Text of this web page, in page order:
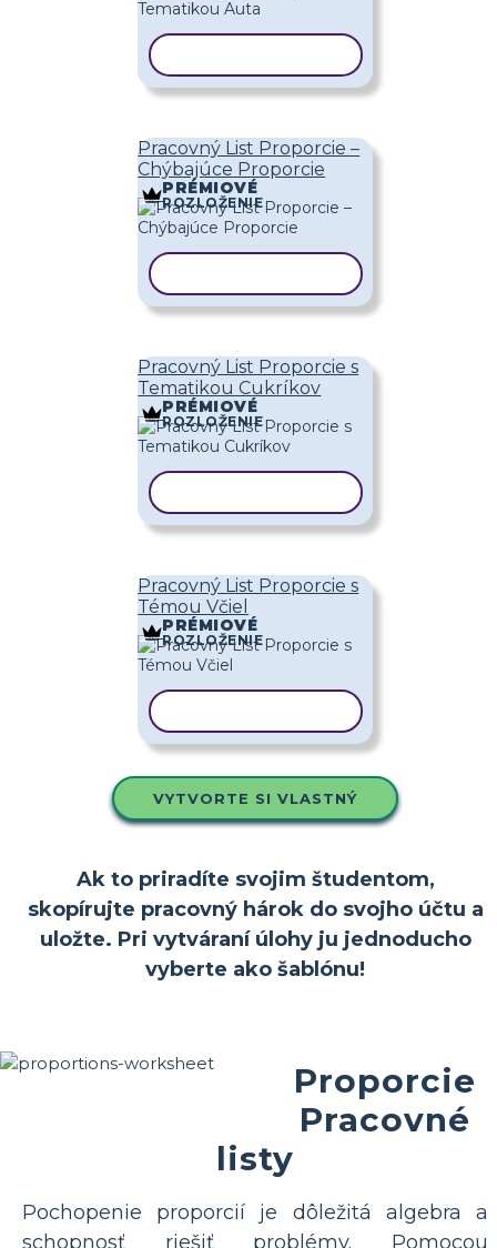
Pracovný List Proporcie –
Chýbajúce Proporcie
PRÉMIOVÉ
ROZLOŽENIE
Pracovný List Proporcie s
Tematikou Cukríkov
PRÉMIOVÉ
ROZLOŽENIE
Pracovný List Proporcie s
Témou Včiel
PRÉMIOVÉ
ROZLOŽENIE
VYTVORTE SI VLASTNÝ
Ak to priradíte svojim študentom,
skopírujte pracovný hárok do svojho účtu a
uložte. Pri vytváraní úlohy ju jednoducho
vyberte ako šablónu!
Proporcie
Pracovné
listy
Pochopenie proporcií je dôležitá algebra a
schopnosť riešiť problémy. Pomocou